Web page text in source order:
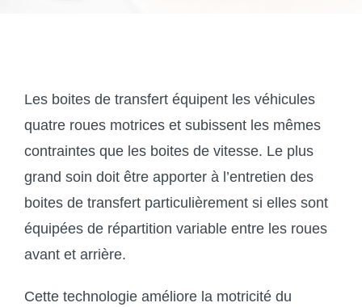
Les boites de transfert équipent les véhicules
quatre roues motrices et subissent les mêmes
contraintes que les boites de vitesse. Le plus
grand soin doit être apporter à l’entretien des
boites de transfert particulièrement si elles sont
équipées de répartition variable entre les roues
avant et arrière.
Cette technologie améliore la motricité du